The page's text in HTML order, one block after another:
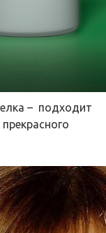
– подходит